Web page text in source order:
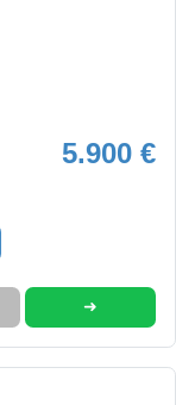
5.900 €
➜